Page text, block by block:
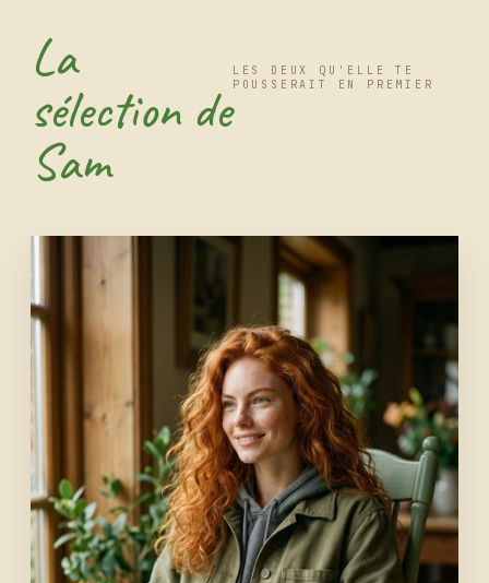
La
sélection de
Sam
LES DEUX QU'ELLE TE
POUSSERAIT EN PREMIER